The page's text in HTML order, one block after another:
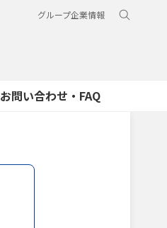
グループ企業情報
お問い合わせ・FAQ